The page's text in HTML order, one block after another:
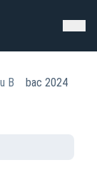
B bac 2024